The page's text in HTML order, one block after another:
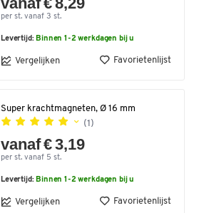
per st. vanaf 3 st.
Levertijd: Binnen 1-2 werkdagen bij u
Vergelijken Favorietenlijst
Super krachtmagneten, Ø 16 mm
(1)
vanaf € 3,19
per st. vanaf 5 st.
Levertijd: Binnen 1-2 werkdagen bij u
Vergelijken Favorietenlijst